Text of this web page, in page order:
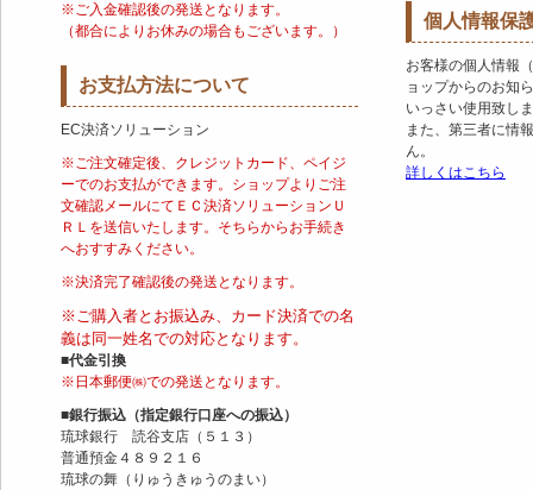
※ご入金確認後の発送となります。
（都合によりお休みの場合もございます。）
お支払方法について
EC決済ソリューション
※ご注文確定後、クレジットカード、ペイジ
ーでのお支払ができます。ショップよりご注
文確認メールにてＥＣ決済ソリューションＵ
ＲＬを送信いたします。そちらからお手続き
へおすすみください。
※決済完了確認後の発送となります。
※ご購入者とお振込み、カード決済での名
義は同一姓名での対応となります。
■代金引換
※日本郵便㈱での発送となります。
■銀行振込（指定銀行口座への振込）
琉球銀行 読谷支店（５１３）
普通預金４８９２１６
琉球の舞（りゅうきゅうのまい）
個人情報保
お客様の個人情報
ョップからのお知
いっさい使用致し
また、第三者に情
ん。
詳しくはこちら